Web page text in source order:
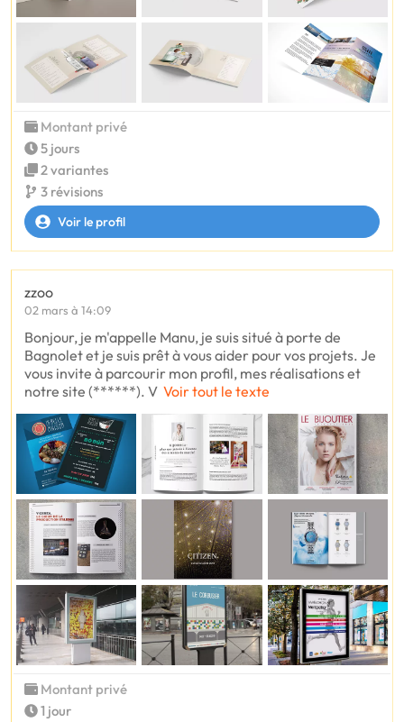
Montant privé
5 jours
2 variantes
3 révisions
Voir le profil
zzoo
02 mars à 14:09
Bonjour, je m'appelle Manu, je suis situé à porte de
Bagnolet et je suis prêt à vous aider pour vos projets. Je
vous invite à parcourir mon profil, mes réalisations et
notre site (******). V Voir tout le texte
Montant privé
1 jour